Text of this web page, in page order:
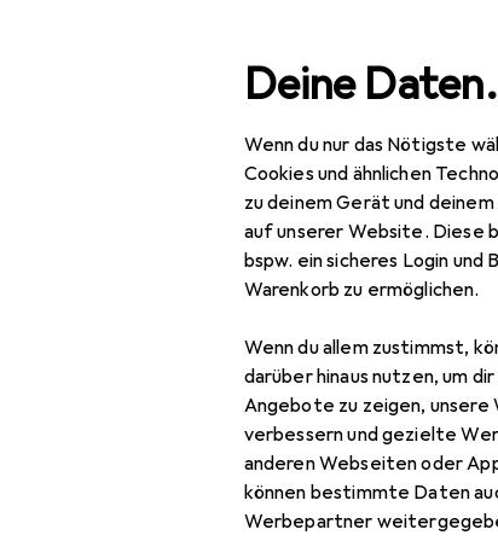
Deine
Wenn du nur das Nötigste
Cookies und ähnlichen
zu deinem Gerät und
auf unserer Website. Diese
bspw. ein sicheres Login und
Warenkorb zu ermöglichen.
Wenn du allem zustimmst,
darüber hinaus nutzen, um
Angebote zu zeigen, unsere
verbessern und gezielte
anderen Webseiten oder
können bestimmte Daten
Werbepartner
Navigation nach Kategorien Gesamtsortiment
Zubehör
Hier findest du